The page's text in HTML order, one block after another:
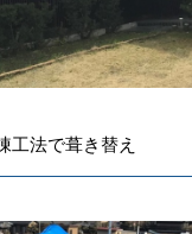
工法で葺き替え